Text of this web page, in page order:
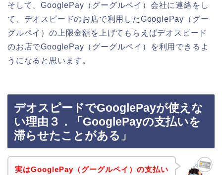
そして、GooglePay（グーグルペイ）会社に連絡をし
て、デオスピードのお店で利用したGooglePay（グー
グルペイ）の上限金額を上げてもらえばデオスピード
のお店でGooglePay（グーグルペイ）を利用できるよ
うになると思います。
デオスピードでGooglePayが使えな
い理由３．「GooglePayの支払いを
滞らせたことがある」
実はGooglePay（グーグルペイ）の支払い